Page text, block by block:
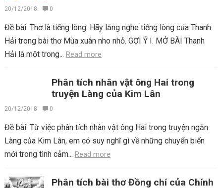
20/12/2018 0
Đề bài: Thơ là tiếng lòng. Hãy lắng nghe tiếng lòng của Thanh
Hải trong bài thơ Mùa xuân nho nhỏ. GỢI Ý I. MỞ BÀI Thanh
Hải là một trong... Read more
Phân tích nhân vật ông Hai trong
truyện Làng của Kim Lân
20/12/2018 0
Đề bài: Từ việc phân tích nhân vật ông Hai trong truyện ngắn
Làng của Kim Lân, em có suy nghĩ gì về những chuyển biến
mới trong tình cảm... Read more
Phân tích bài thơ Đồng chí của Chính